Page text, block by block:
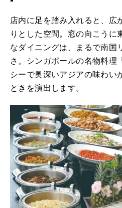
店内に足を踏み入れると、広
りとした空間。窓の向こうに
なダイニングは、まるで南国
さ。シンガポールの名物料理
シーで奥深いアジアの味わい
ときを演出します。